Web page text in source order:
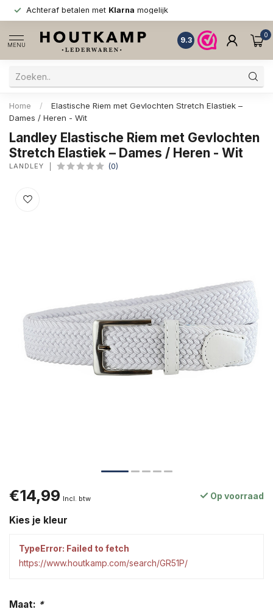
Achteraf betalen met Klarna mogelijk
MENU
9.3
0
Home /
Elastische Riem met Gevlochten Stretch Elastiek –
Dames / Heren - Wit
Landley Elastische Riem met Gevlochten
Stretch Elastiek – Dames / Heren - Wit
LANDLEY (0)
€14,99 Incl. btw Op voorraad
Kies je kleur
TypeError: Failed to fetch
https://www.houtkamp.com/search/GR51P/
Maat: *